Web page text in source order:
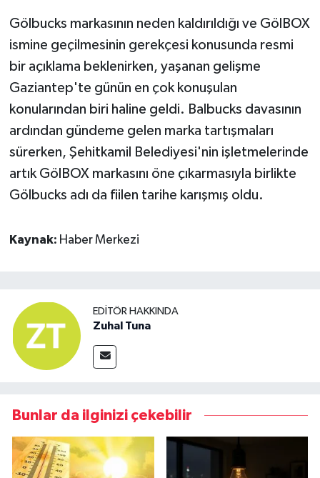
Gölbucks markasının neden kaldırıldığı ve GölBOX
ismine geçilmesinin gerekçesi konusunda resmi
bir açıklama beklenirken, yaşanan gelişme
Gaziantep'te günün en çok konuşulan
konularından biri haline geldi. Balbucks davasının
ardından gündeme gelen marka tartışmaları
sürerken, Şehitkamil Belediyesi'nin işletmelerinde
artık GölBOX markasını öne çıkarmasıyla birlikte
Gölbucks adı da fiilen tarihe karışmış oldu.
Kaynak: Haber Merkezi
EDITÖR HAKKINDA
Zuhal Tuna
Bunlar da ilginizi çekebilir